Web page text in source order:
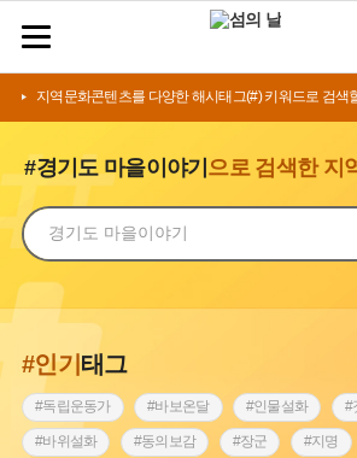
지역문화콘텐츠를 다양한 해시태그(#) 키워드로 검색
#경기도 마을이야기 으로 검색한 지
#인기태그
#독립운동가 #바보온달 #인물설화 #
#바위설화 #동의보감 #장군 #지명